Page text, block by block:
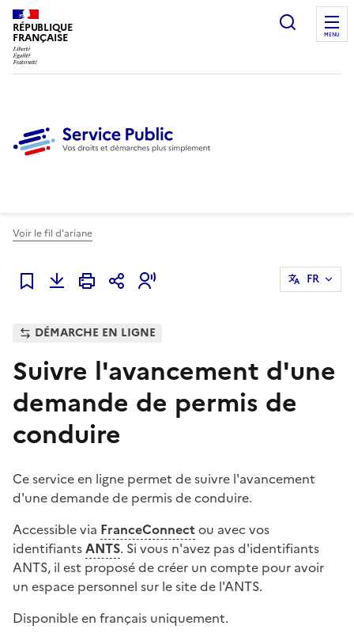
RÉPUBLIQUE
FRANÇAISE
Ouvrir
MENU
Voir le fil d'ariane
Ajouter à mes favoris
FR
DÉMARCHE EN LIGNE
Suivre l'avancement d'une
demande de permis de
conduire
Ce service en ligne permet de suivre l'avancement
d'une demande de permis de conduire.
Accessible via FranceConnectou avec vos
identifiantsANTS. Si vous n'avez pas d'identifiants
ANTS, il est proposé de créer un compte pour avoir
un espace personnel sur le site de l'ANTS.
Disponible en français uniquement.